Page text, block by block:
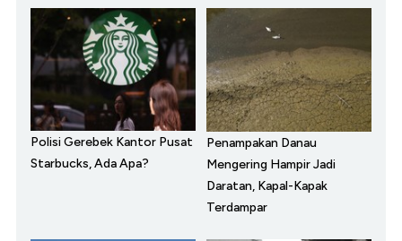
Polisi Gerebek Kantor Pusat
Starbucks, Ada Apa?
Penampakan Danau
Mengering Hampir Jadi
Daratan, Kapal-Kapak
Terdampar